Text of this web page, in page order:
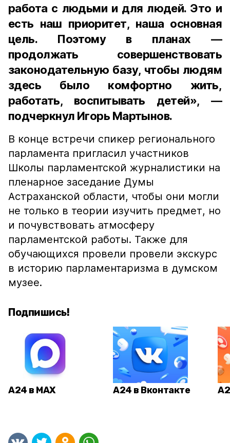
работа с людьми и для людей. Это и
есть наш приоритет, наша основная
цель. Поэтому в планах —
продолжать совершенствовать
законодательную базу, чтобы людям
здесь было комфортно жить,
работать, воспитывать детей», —
подчеркнул Игорь Мартынов.
В конце встречи спикер регионального
парламента пригласил участников
Школы парламентской журналистики на
пленарное заседание Думы
Астраханской области, чтобы они могли
не только в теории изучить предмет, но
и почувствовать атмосферу
парламентской работы. Также для
обучающихся провели провели экскурс
в историю парламентаризма в думском
музее.
Подпишись!
А24 в MAX А24 в Вконтакте